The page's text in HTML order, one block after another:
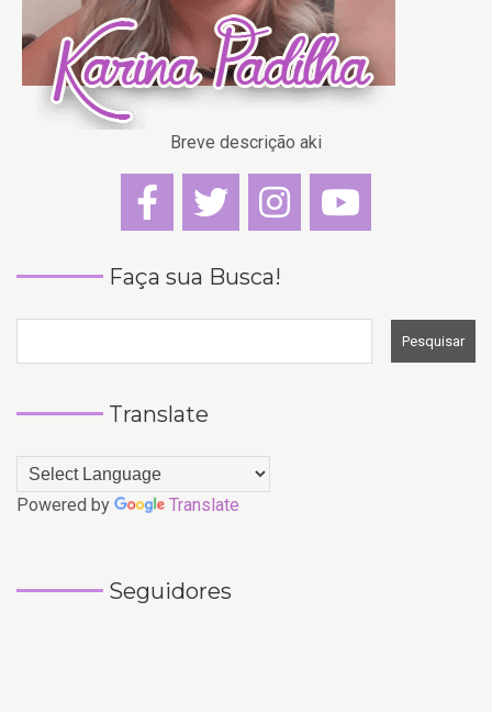
Breve descrição aki
Faça sua Busca!
Translate
Powered by Translate
Seguidores